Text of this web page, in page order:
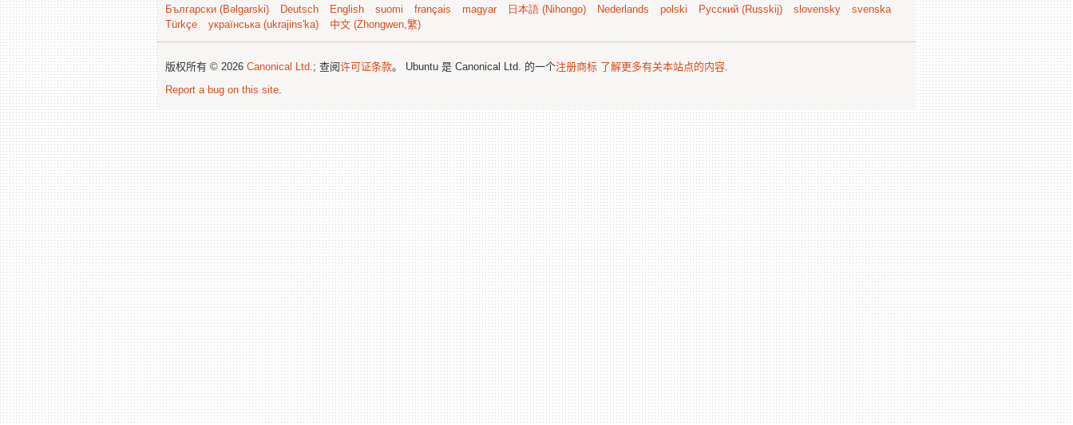
Български (Bəlgarski)
Deutsch English suomi français magyar 日本語 (Nihongo) Nederlands polski Русский (Russkij) slovensky
svenska
Türkçe
українська (ukrajins'ka) 中文 (Zhongwen,繁)
版权所有 © 2026 Canonical Ltd.; 查阅许可证条款。 Ubuntu 是 Canonical Ltd. 的一个注册商标 了解更多有关本站点的内容.
Report a bug on this site.